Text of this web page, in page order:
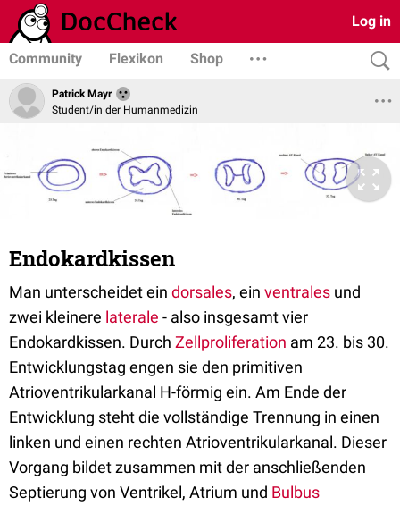
Log in
Community Flexikon Shop
Patrick Mayr
Student/in der Humanmedizin
Endokardkissen
Man unterscheidet ein dorsales, ein ventrales und
zwei kleinere laterale - also insgesamt vier
Endokardkissen. Durch Zellproliferation am 23. bis 30.
Entwicklungstag engen sie den primitiven
Atrioventrikularkanal H-förmig ein. Am Ende der
Entwicklung steht die vollständige Trennung in einen
linken und einen rechten Atrioventrikularkanal. Dieser
Vorgang bildet zusammen mit der anschließenden
Septierung von Ventrikel, Atrium und Bulbus